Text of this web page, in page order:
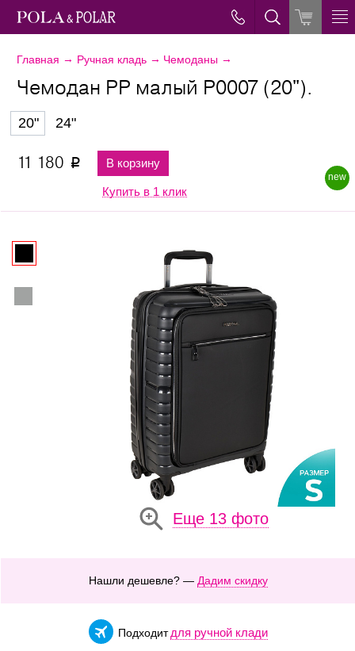
Главная → Ручная кладь → Чемоданы →
Еще 13 фото
new
Чемодан PP малый Р0007 (20").
20" 24"
11 180 p В корзину
Купить в 1 клик
Нашли дешевле? — Дадим скидку
Подходит для ручной клади